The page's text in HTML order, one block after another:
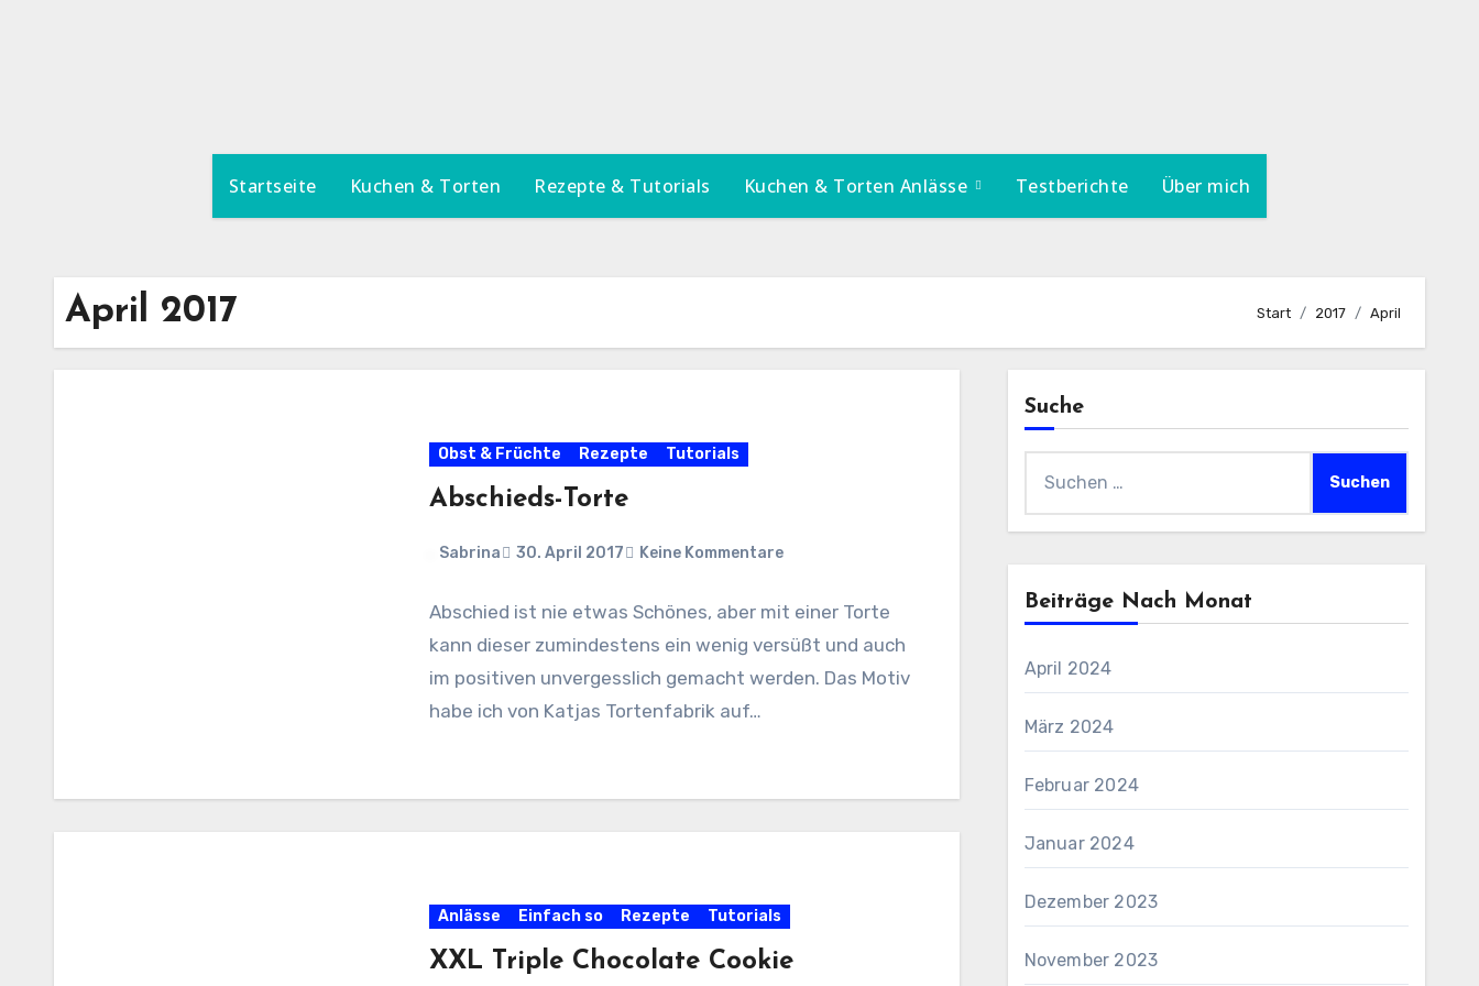
Startseite Kuchen & Torten Rezepte & Tutorials Kuchen & Torten Anlässe Testberichte Über mich
April 2017 Start 2017 April
Obst & Früchte Rezepte Tutorials
Abschieds-Torte
Sabrina 30. April 2017 Keine Kommentare
Abschied ist nie etwas Schönes, aber mit einer Torte
kann dieser zumindestens ein wenig versüßt und auch
im positiven unvergesslich gemacht werden. Das Motiv
habe ich von Katjas Tortenfabrik auf…
Anlässe Einfach so Rezepte Tutorials
XXL Triple Chocolate Cookie
Suche
nach:
Beiträge Nach Monat
April 2024
März 2024
Februar 2024
Januar 2024
Dezember 2023
November 2023